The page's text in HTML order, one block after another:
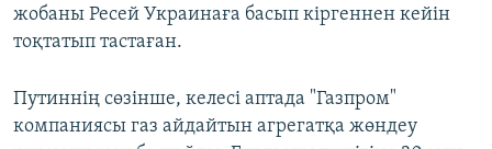
жобаны Ресей Украинаға басып кіргеннен кейін
тоқтатып тастаған.
Путиннің сөзінше, келесі аптада "Газпром"
компаниясы газ айдайтын агрегатқа жөндеу